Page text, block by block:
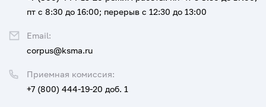
Приемная комиссия:
+7 (800) 444-19-20 доб. 1
пт с 8:30 до 16:00; перерыв с 12:30 до 13:00
Email:
corpus@ksma.ru